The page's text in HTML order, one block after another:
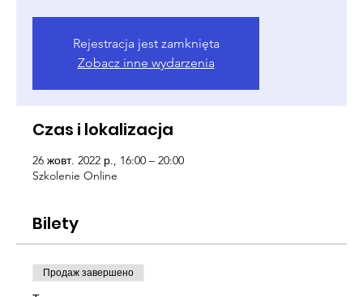
Rejestracja jest zamknięta
Zobacz inne wydarzenia
Czas i lokalizacja
26 жовт. 2022 р., 16:00 – 20:00
Szkolenie Online
Bilety
Продаж завершено